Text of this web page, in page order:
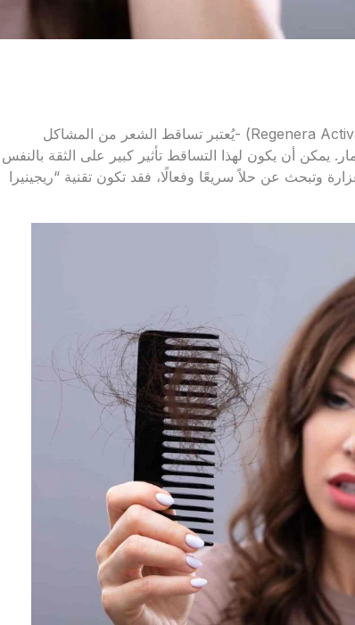
حل سريع لتساقط الشعر بغزارة بتقنية ريجينيرا أكتيفا (Regenera Activa) -يُعتبر تساقط الشعر من المشاكل
يمكن أن يكون لهذا التساقط تأثير كبير على الثقة بالنفس
وتبحث عن حلاً سريعًا وفعالًا، فقد تكون تقنية “ريجينيرا